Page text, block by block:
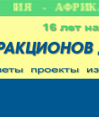
- АФРИКА